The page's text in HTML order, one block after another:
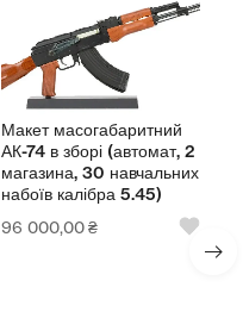
Макет масогабаритний
АК-74 в зборі (автомат, 2
магазина, 30 навчальних
набоїв калібра 5.45)
96 000,00₴